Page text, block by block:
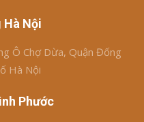
Hà Nội
Ô Chợ Dừa, Quận Đống
Hà Nội
Phước